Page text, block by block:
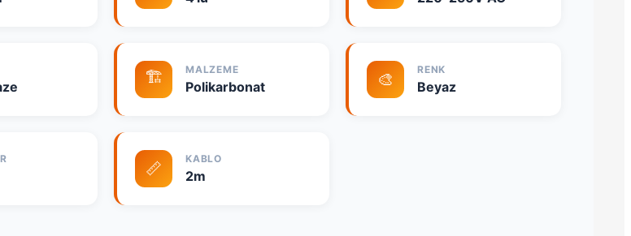
🏗️ MALZEME
Polikarbonat 🎨 RENK
Beyaz
📏 KABLO
2m